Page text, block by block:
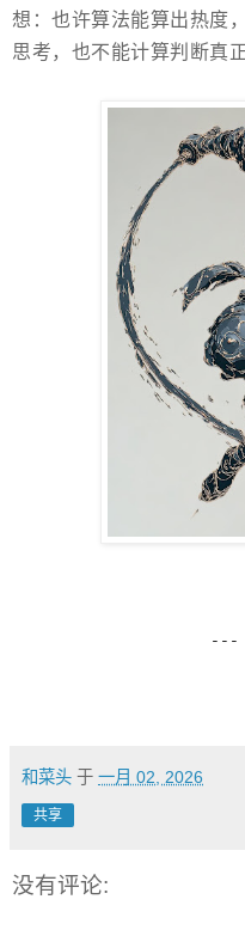
想：也许算法能算出热度
思考，也不能计算判断真
---
和菜头 于 一月 02, 2026
共享
没有评论: